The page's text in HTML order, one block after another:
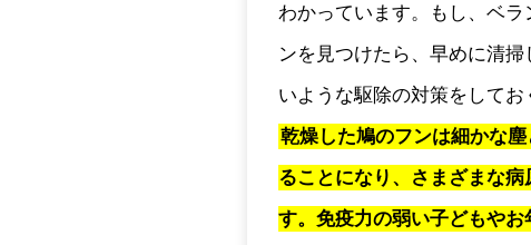
わかっています。もし、ベラ
ンを見つけたら、早めに清
いような駆除の対策をしてお
乾燥した鳩のフンは細かな
ることになり、さまざまな病
す。免疫力の弱い子どもや